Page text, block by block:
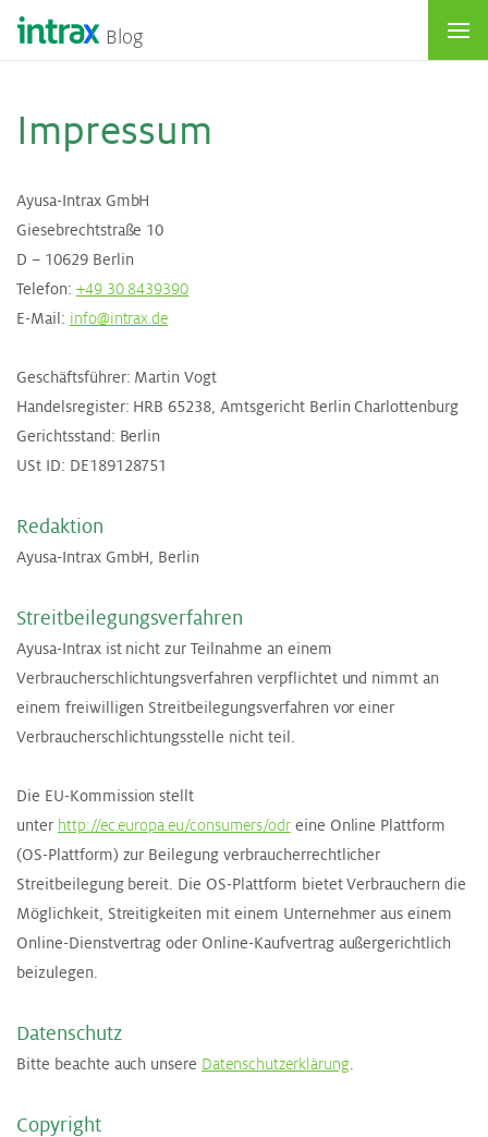
Blog
Im­pres­sum
Ayusa-Intrax GmbH
Giesebrechtstraße 10
D – 10629 Berlin
Telefon: +49 30 8439390
E-Mail: info@intrax.de
Geschäftsführer: Martin Vogt
Handelsregister: HRB 65238, Amtsgericht Berlin Charlottenburg
Gerichtsstand: Berlin
USt ID: DE189128751
Re­dak­ti­on
Ayusa-Intrax GmbH, Berlin
Streit­bei­le­gungs­ver­fah­ren
Ayusa-Intrax ist nicht zur Teilnahme an einem
Verbraucherschlichtungsverfahren verpflichtet und nimmt an
einem freiwilligen Streitbeilegungsverfahren vor einer
Verbraucherschlichtungsstelle nicht teil.
Die EU-Kommission stellt
unter http://ec.europa.eu/consumers/odreine Online Plattform
(OS-Plattform) zur Beilegung verbraucherrechtlicher
Streitbeilegung bereit. Die OS-Plattform bietet Verbrauchern die
Möglichkeit, Streitigkeiten mit einem Unternehmer aus einem
Online-Dienstvertrag oder Online-Kaufvertrag außergerichtlich
beizulegen.
Da­ten­schutz
Bitte beachte auch unsere Datenschutzerklärung.
Co­py­right